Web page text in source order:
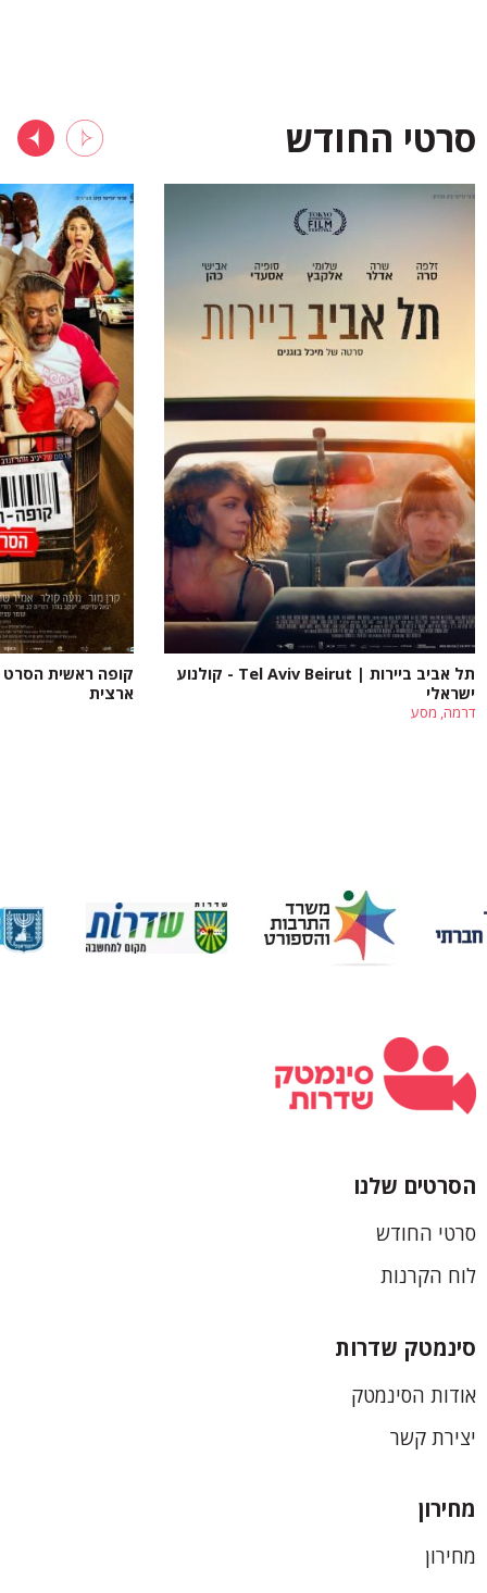
סרטי החודש
תל אביב ביירות | Tel Aviv Beirut - קולנוע
ישראלי
דרמה, מסע
קופה ראשית הסרט
ארצית
תחתונה
הסרטים שלנו
סרטי החודש
לוח הקרנות
סינמטק שדרות
אודות הסינמטק
יצירת קשר
מחירון
מחירון